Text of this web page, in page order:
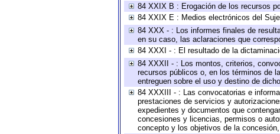
84 XXIX B : Erogación de los recursos
84 XXIX E : Medios electrónicos del
84 XXX - : Los informes finales de
en su caso, las aclaraciones que
84 XXXI - : El resultado de la
84 XXXII - : Los montos, criterios,
recursos públicos o, en los términos de
entreguen sobre el uso y destino de
84 XXXIII - : Las convocatorias e
prestaciones de servicios y
expedientes y documentos que
concesiones y licencias, permisos o
concepto y los objetivos de la